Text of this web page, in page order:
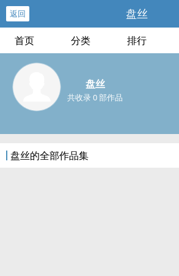
返回 盘丝
首页 分类 排行
盘丝
共收录 0 部作品
盘丝的全部作品集